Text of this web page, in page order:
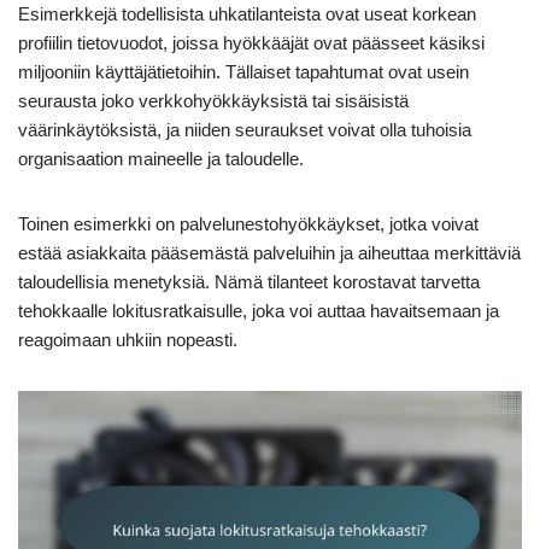
Esimerkkejä todellisista uhkatilanteista ovat useat korkean
profiilin tietovuodot, joissa hyökkääjät ovat päässeet käsiksi
miljooniin käyttäjätietoihin. Tällaiset tapahtumat ovat usein
seurausta joko verkkohyökkäyksistä tai sisäisistä
väärinkäytöksistä, ja niiden seuraukset voivat olla tuhoisia
organisaation maineelle ja taloudelle.
Toinen esimerkki on palvelunestohyökkäykset, jotka voivat
estää asiakkaita pääsemästä palveluihin ja aiheuttaa merkittäviä
taloudellisia menetyksiä. Nämä tilanteet korostavat tarvetta
tehokkaalle lokitusratkaisulle, joka voi auttaa havaitsemaan ja
reagoimaan uhkiin nopeasti.